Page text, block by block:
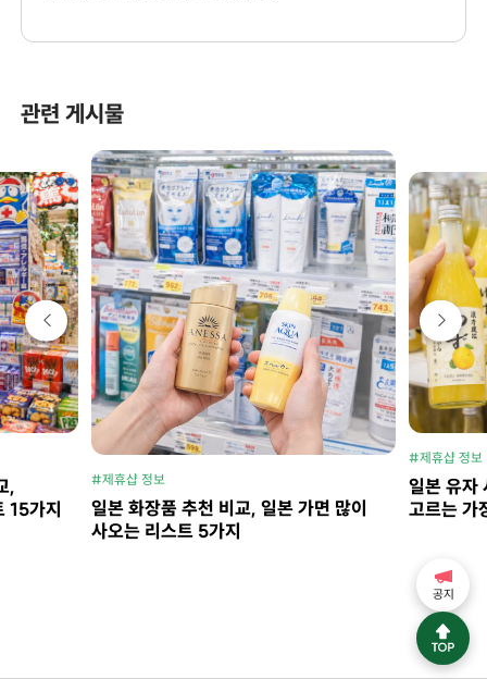
관련 게시물
가면
#제휴샵 정보
일본 유자 사케 비교, 실패 없이 고르는
가장 중요한 기준
#제휴샵 정보
일본 직
손해 보
공지